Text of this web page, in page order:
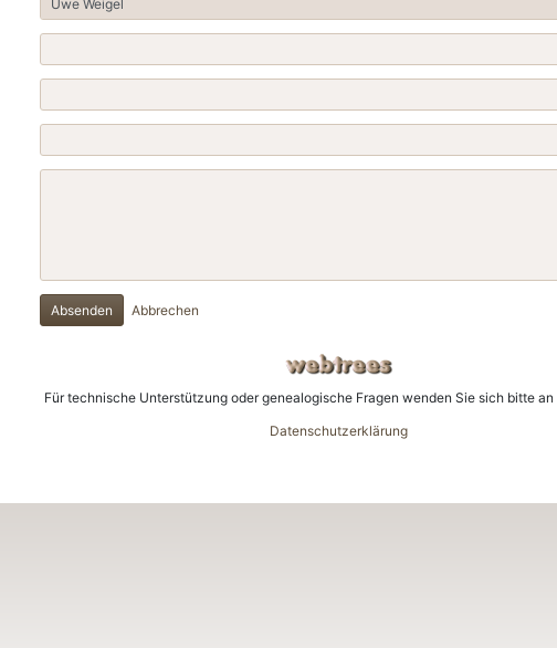
Absenden Abbrechen
Für technische Unterstützung oder genealogische Fragen wenden Sie sich bitte an
Datenschutzerklärung